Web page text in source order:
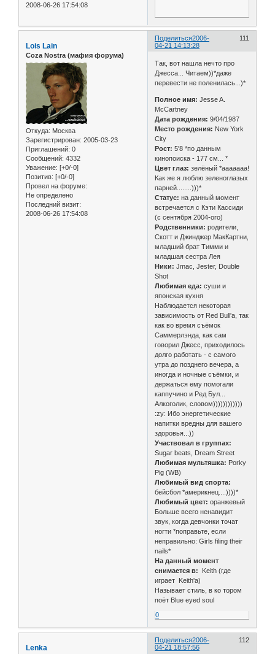
2008-06-26 17:54:08
Поделиться 111
2006-
04-21 14:13:28
Lois Lain
Coza Nostra (мафия форума)
Откуда: Москва
Зарегистрирован: 2005-03-23
Приглашений: 0
Сообщений: 4332
Уважение: [+0/-0]
Позитив: [+0/-0]
Провел на форуме:
Не определено
Последний визит:
2008-06-26 17:54:08
Так, вот нашла нечто про
Джесса... Читаем))*даже
перевести не поленилась...)*
Полное имя: Jesse A.
McCartney
Дата рождения: 9/04/1987
Место рождения: New York
City
Рост: 5'8 *по данным
кинопоиска - 177 см... *
Цвет глаз: зелёный *ааааааа!
Как же я люблю зеленоглазых
парней........)))*
Статус: на данный момент
встречается с Кэти Кассиди
(с сентября 2004-ого)
Родственники: родители,
Скотт и Джинджер МакКартни,
младший брат Тимми и
младшая сестра Лея
Ники: Jmac, Jester, Double
Shot
Любимая еда: суши и
японская кухня
Наблюдается некоторая
зависимость от Red Bull'а, так
как во время съёмок
Саммерлэнда, как сам
говорил Джесс, приходилось
долго работать - с самого
утра до позднего вечера, а
иногда и ночные съёмки, и
держаться ему помогали
каппучино и Ред Бул...
Алкоголик, словом))))))))))))
:zy: Ибо энергетические
напитки вредны для вашего
здоровья...))
Участвовал в группах:
Sugar beats, Dream Street
Любимая мультяшка: Porky
Pig (WB)
Любимый вид спорта:
бейсбол *америкнец....))))*
Любимый цвет: оранжевый
Больше всего ненавидит
звук, когда девчонки точат
ногти *поправьте, если
неправильно: Girls filing their
nails*
На данный момент
снимается в: Keith (где
играет Keith'а)
Называет стиль, в ко тором
поёт Blue eyed soul
0
Поделиться 112
2006-
04-21 18:57:56
Lenka